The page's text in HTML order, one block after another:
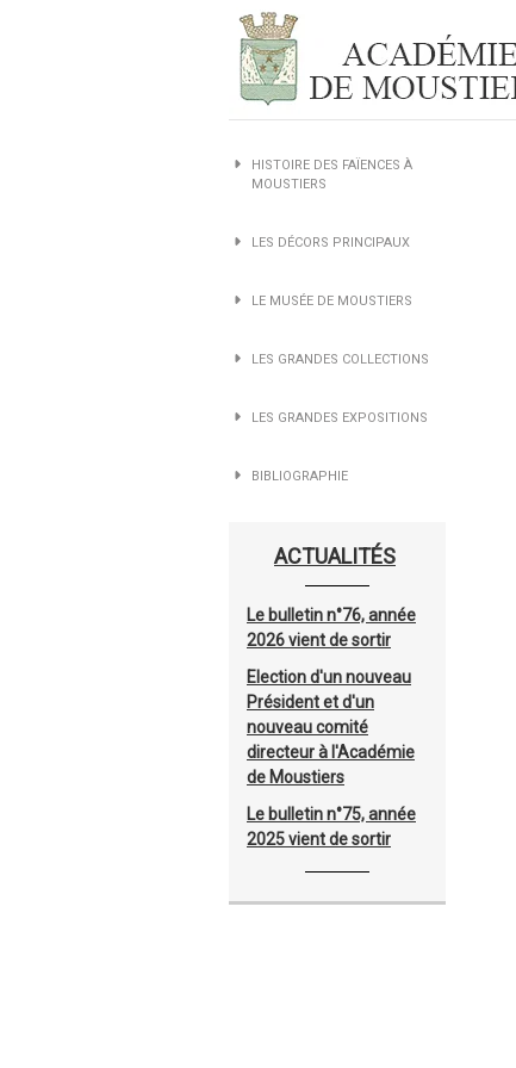
HISTOIRE DES FAÏENCES À
MOUSTIERS
LES DÉCORS PRINCIPAUX
LE MUSÉE DE MOUSTIERS
LES GRANDES COLLECTIONS
LES GRANDES EXPOSITIONS
BIBLIOGRAPHIE
ACTUALITÉS
Le bulletin n°76, année
2026 vient de sortir
Election d'un nouveau
Président et d'un
nouveau comité
directeur à l'Académie
de Moustiers
Le bulletin n°75, année
2025 vient de sortir